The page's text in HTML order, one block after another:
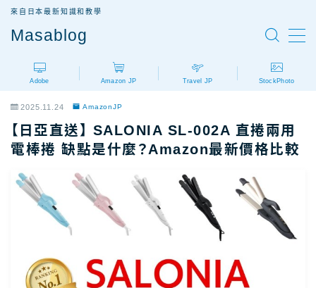
Masablog
來自日本最新知識和教學
AdobeCC｜學生優惠
AdobeCC｜企業版
Photoshop價格
Premiere價格
Adobe Amazon JP Travel JP StockPhoto
2025.11.24 AmazonJP
【日亞直送】 SALONIA SL-002A 直捲兩用
電棒捲 缺點是什麼？Amazon最新價格比較